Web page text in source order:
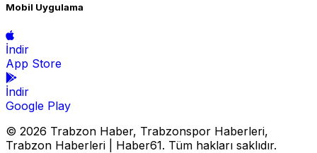
Mobil Uygulama
İndir
App Store
İndir
Google Play
© 2026 Trabzon Haber, Trabzonspor Haberleri,
Trabzon Haberleri | Haber61. Tüm hakları saklıdır.